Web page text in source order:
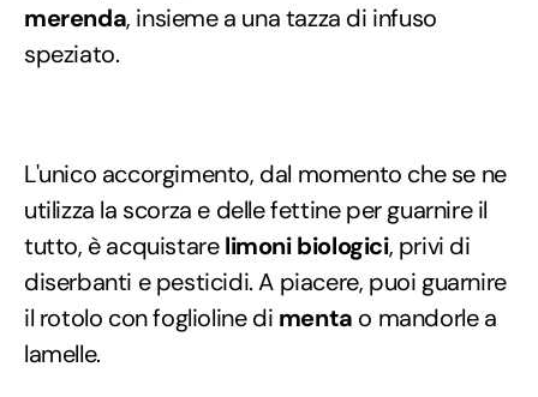
merenda, insieme a una tazza di infuso
speziato.
L'unico accorgimento, dal momento che se ne
utilizza la scorza e delle fettine per guarnire il
tutto, è acquistarelimoni biologici, privi di
diserbanti e pesticidi. A piacere, puoi guarnire
il rotolo con foglioline di menta o mandorle a
lamelle.